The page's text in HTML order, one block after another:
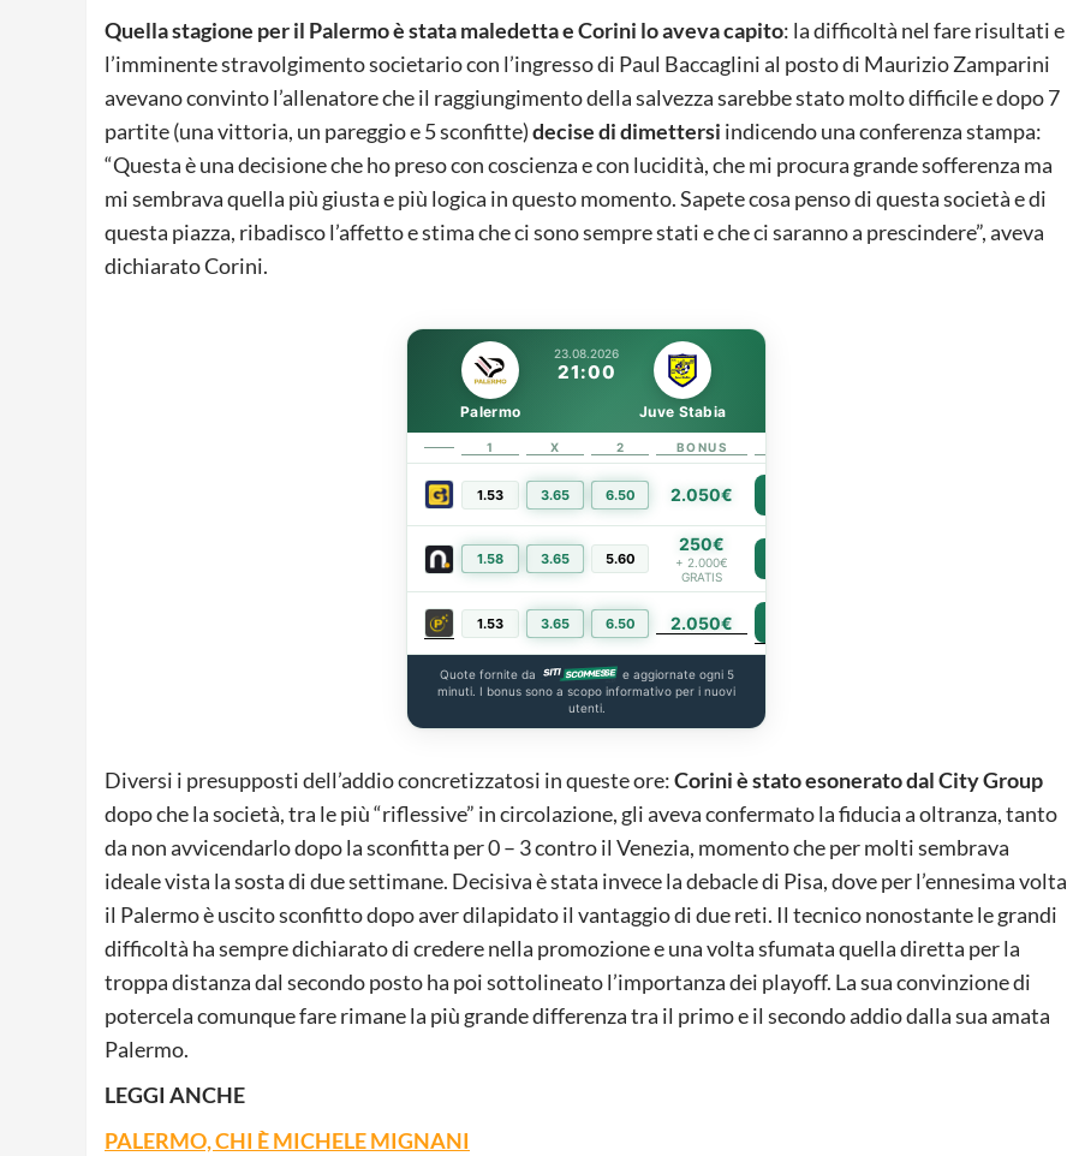
Quella stagione per il Palermo è stata maledetta e Corini lo aveva capito: la difficoltà nel fare risultati e
l’imminente stravolgimento societario con l’ingresso di Paul Baccaglini al posto di Maurizio Zamparini
avevano convinto l’allenatore che il raggiungimento della salvezza sarebbe stato molto difficile e dopo 7
partite (una vittoria, un pareggio e 5 sconfitte)decise di dimettersi indicendo una conferenza stampa:
“Questa è una decisione che ho preso con coscienza e con lucidità, che mi procura grande sofferenza ma
mi sembrava quella più giusta e più logica in questo momento. Sapete cosa penso di questa società e di
questa piazza, ribadisco l’affetto e stima che ci sono sempre stati e che ci saranno a prescindere”, aveva
dichiarato Corini.
23.08.2026
21:00
Palermo Juve Stabia
1 X 2 BONUS
1.53 3.65 6.50 2.050€
1.58 3.65 5.60
250€
+ 2.000€
GRATIS
1.53 3.65 6.50 2.050€
Quote fornite da
e aggiornate ogni 5
minuti. I bonus sono a scopo informativo per i nuovi
utenti.
Diversi i presupposti dell’addio concretizzatosi in queste ore:Corini è stato esonerato dal City Group
dopo che la società, tra le più “riflessive” in circolazione, gli aveva confermato la fiducia a oltranza, tanto
da non avvicendarlo dopo la sconfitta per 0 – 3 contro il Venezia, momento che per molti sembrava
ideale vista la sosta di due settimane. Decisiva è stata invece la debacle di Pisa, dove per l’ennesima volta
il Palermo è uscito sconfitto dopo aver dilapidato il vantaggio di due reti. Il tecnico nonostante le grandi
difficoltà ha sempre dichiarato di credere nella promozione e una volta sfumata quella diretta per la
troppa distanza dal secondo posto ha poi sottolineato l’importanza dei playoff. La sua convinzione di
potercela comunque fare rimane la più grande differenza tra il primo e il secondo addio dalla sua amata
Palermo.
LEGGI ANCHE
PALERMO, CHI È MICHELE MIGNANI